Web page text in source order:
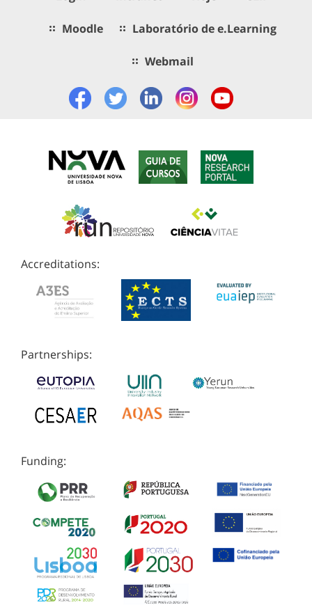
Moodle Laboratório de e.Learning
Webmail
Accreditations:
Partnerships:
Funding: